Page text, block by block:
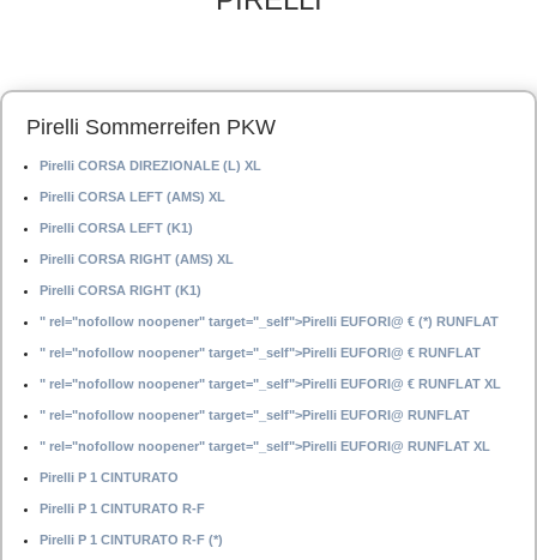
Pirelli Sommerreifen PKW
Pirelli CORSA DIREZIONALE (L) XL
Pirelli CORSA LEFT (AMS) XL
Pirelli CORSA LEFT (K1)
Pirelli CORSA RIGHT (AMS) XL
Pirelli CORSA RIGHT (K1)
" rel="nofollow noopener" target="_self">Pirelli EUFORI@ € (*) RUNFLAT
" rel="nofollow noopener" target="_self">Pirelli EUFORI@ € RUNFLAT
" rel="nofollow noopener" target="_self">Pirelli EUFORI@ € RUNFLAT XL
" rel="nofollow noopener" target="_self">Pirelli EUFORI@ RUNFLAT
" rel="nofollow noopener" target="_self">Pirelli EUFORI@ RUNFLAT XL
Pirelli P 1 CINTURATO
Pirelli P 1 CINTURATO R-F
Pirelli P 1 CINTURATO R-F (*)